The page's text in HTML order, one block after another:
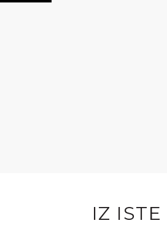
IZ ISTE